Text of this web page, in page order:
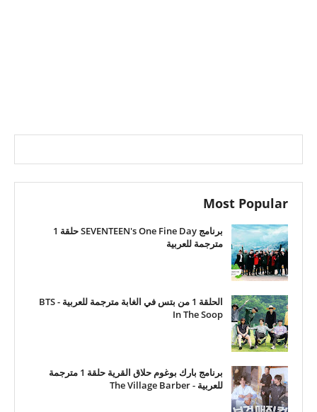
Most Popular
برنامج SEVENTEEN's One Fine Day حلقة 1
مترجمة للعربية
الحلقة 1 من بتس في الغابة مترجمة للعربية - BTS
In The Soop
برنامج بارك بوغوم حلاق القرية حلقة 1 مترجمة
للعربية - The Village Barber